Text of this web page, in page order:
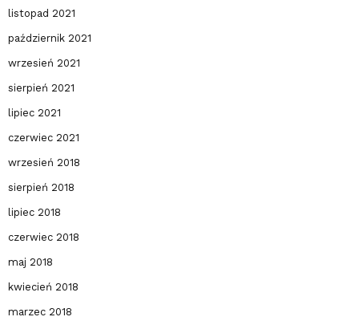
listopad 2021
październik 2021
wrzesień 2021
sierpień 2021
lipiec 2021
czerwiec 2021
wrzesień 2018
sierpień 2018
lipiec 2018
czerwiec 2018
maj 2018
kwiecień 2018
marzec 2018